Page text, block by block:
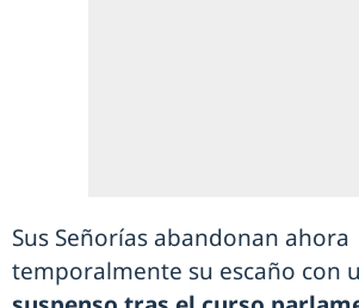
Sus Señorías abandonan ahora
temporalmente su escaño con